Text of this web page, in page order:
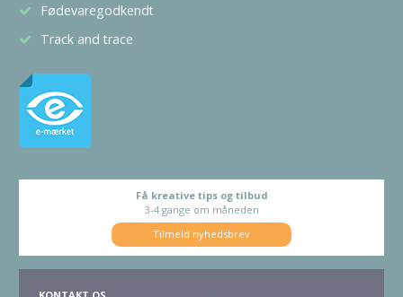
Fødevaregodkendt
Track and trace
Få kreative tips og tilbud
3-4 gange om måneden
Tilmeld nyhedsbrev